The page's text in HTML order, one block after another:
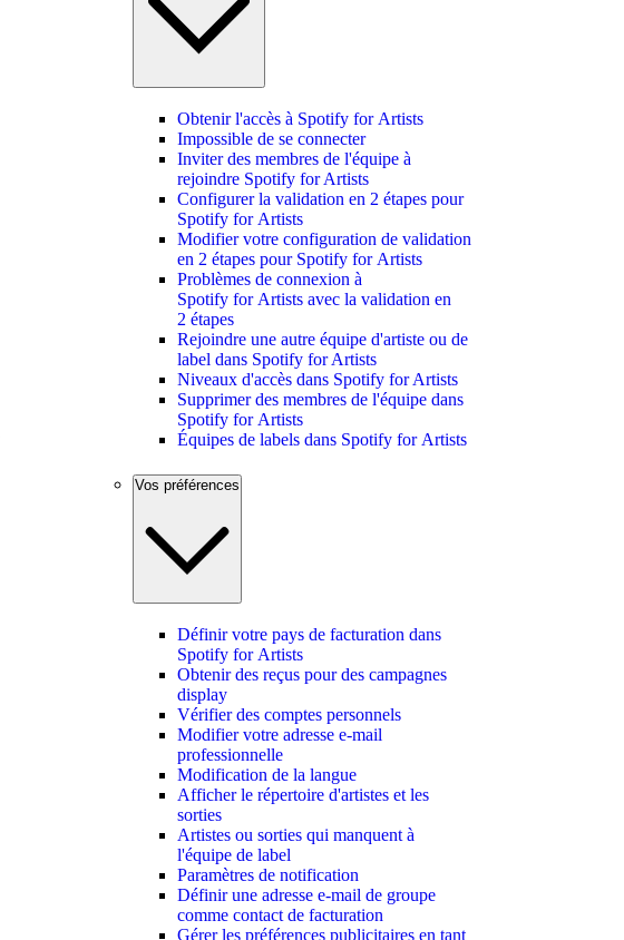
Obtenir l'accès à Spotify for Artists
Impossible de se connecter
Inviter des membres de l'équipe à
rejoindre Spotify for Artists
Configurer la validation en 2 étapes pour
Spotify for Artists
Modifier votre configuration de validation
en 2 étapes pour Spotify for Artists
Problèmes de connexion à
Spotify for Artists avec la validation en
2 étapes
Rejoindre une autre équipe d'artiste ou de
label dans Spotify for Artists
Niveaux d'accès dans Spotify for Artists
Supprimer des membres de l'équipe dans
Spotify for Artists
Équipes de labels dans Spotify for Artists
Vos préférences
Définir votre pays de facturation dans
Spotify for Artists
Obtenir des reçus pour des campagnes
display
Vérifier des comptes personnels
Modifier votre adresse e-mail
professionnelle
Modification de la langue
Afficher le répertoire d'artistes et les
sorties
Artistes ou sorties qui manquent à
l'équipe de label
Paramètres de notification
Définir une adresse e-mail de groupe
comme contact de facturation
Gérer les préférences publicitaires en tant